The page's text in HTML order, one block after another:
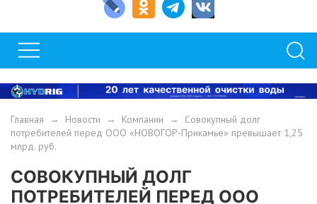
Главная → Новости → Компании → Совокупный долг
потребителей перед ООО «НОВОГОР-Прикамье» превышает 1,25
млрд. руб.
СОВОКУПНЫЙ ДОЛГ
ПОТРЕБИТЕЛЕЙ ПЕРЕД ООО